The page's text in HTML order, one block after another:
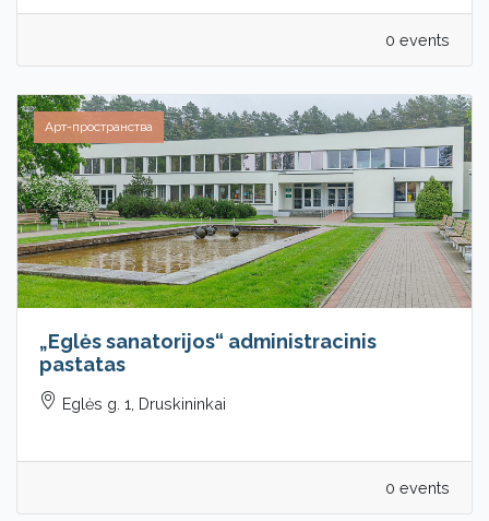
0 events
Арт-пространства
„Eglės sanatorijos“ administracinis
pastatas
Eglės g. 1, Druskininkai
0 events